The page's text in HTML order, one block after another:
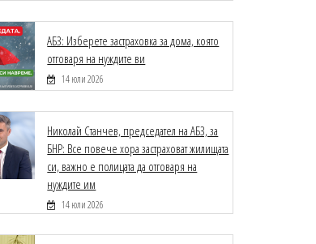
АБЗ: Изберете застраховка за дома, която
отговаря на нуждите ви
14 юли 2026
Николай Станчев, председател на АБЗ, за
БНР: Все повече хора застраховат жилищата
си, важно е полицата да отговаря на
нуждите им
14 юли 2026